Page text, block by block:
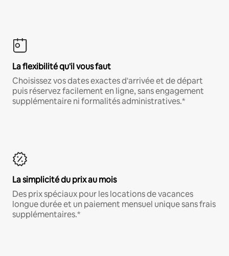
La flexibilité qu'il vous faut
Choisissez vos dates exactes d'arrivée et de départ
puis réservez facilement en ligne, sans engagement
supplémentaire ni formalités administratives.*
La simplicité du prix au mois
Des prix spéciaux pour les locations de vacances
longue durée et un paiement mensuel unique sans frais
supplémentaires.*